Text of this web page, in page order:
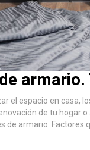
el espacio en casa,
de tu hogar
de armario. Factores